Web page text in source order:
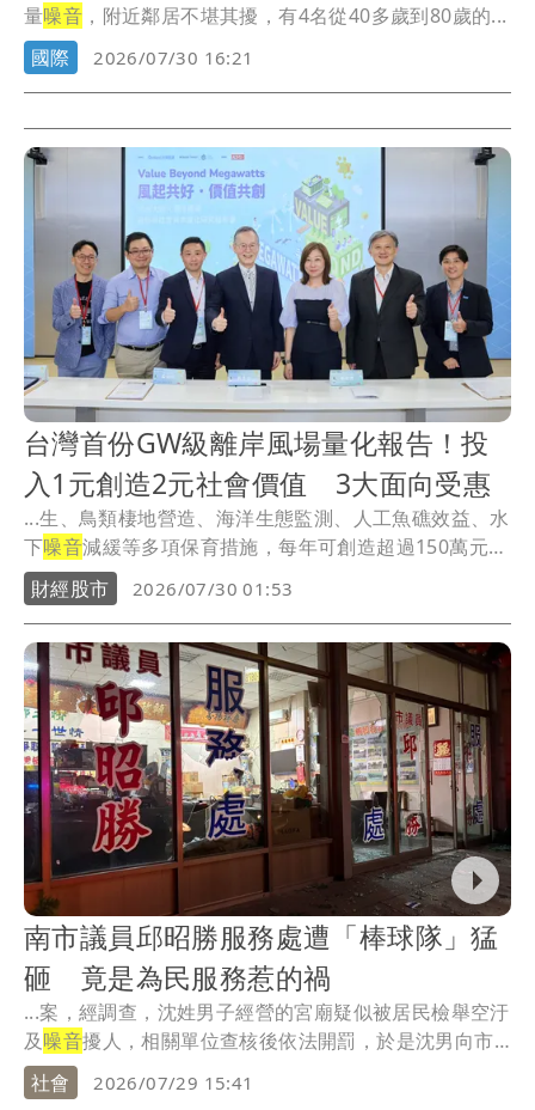
量噪音 ，附近鄰居不堪其擾，有4名從40多歲到80歲的...
國際
2026/07/30 16:21
台灣首份GW級離岸風場量化報告！投
入1元創造2元社會價值 3大面向受惠
...生、鳥類棲地營造、海洋生態監測、人工魚礁效益、水
下噪音減緩等多項保育措施，每年可創造超過150萬元
正...
財經股市 2026/07/30 01:53
南市議員邱昭勝服務處遭「棒球隊」猛
砸 竟是為民服務惹的禍
...案，經調查，沈姓男子經營的宮廟疑似被居民檢舉空汙
及噪音擾人，相關單位查核後依法開罰，於是沈男向市
議員...
社會 2026/07/29 15:41